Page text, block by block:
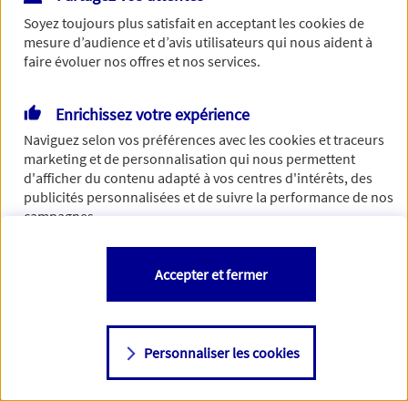
de traiter votre demande. N'hésitez pas à rafraichir ce
formulaire dans quelques minutes.
Si besoin, vous pouvez nous joindre via notre page de
contact.
> Nous contacter
Soyez toujours plus satisfait en acceptant lescookiesde
mesure d’audience et d’avis utilisateurs qui nous aident à
faire évoluer nos offres et nos services.
Enrichissez votre expérience
Naviguez selon vos préférences avec lescookies et traceurs
marketing et de personnalisation qui nous permettent
d'afficher du contenu adapté à vos centres d'intérêts, des
publicités personnalisées et de suivre la performance de nos
campagnes.
Vous êtes libre de les accepter, de les refuser comme de
changer d'avis à tout moment en allant sur
Consulter notre politique decookies
Personnaliser les cookies
Accepter et fermer